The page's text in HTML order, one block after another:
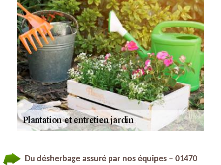
Du désherbage assuré par nos équipes – 01470